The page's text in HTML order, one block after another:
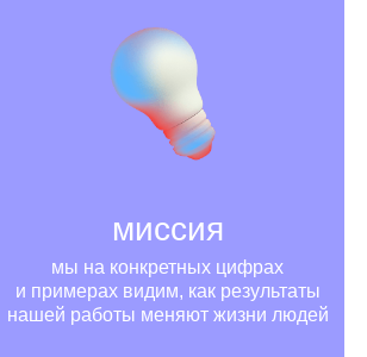
миссия
мы на конкретных цифрах
и примерах видим, как результаты
нашей работы меняют жизни людей